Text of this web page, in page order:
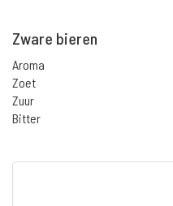
Zware bieren
Aroma
Zoet
Zuur
Bitter